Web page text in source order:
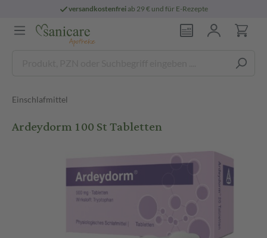
versandkostenfreiab 29 € und für E-Rezepte
Einschlafmittel
Ardeydorm 100 St Tabletten